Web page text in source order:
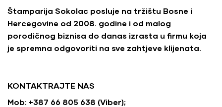
Štamparija Sokolac posluje na tržištu Bosne i
Hercegovine od 2008. godine i od malog
porodičnog biznisa do danas izrasta u firmu koja
je spremna odgovoriti na sve zahtjeve klijenata.
KONTAKTRAJTE NAS
Mob: +387 66 805 638 (Viber);